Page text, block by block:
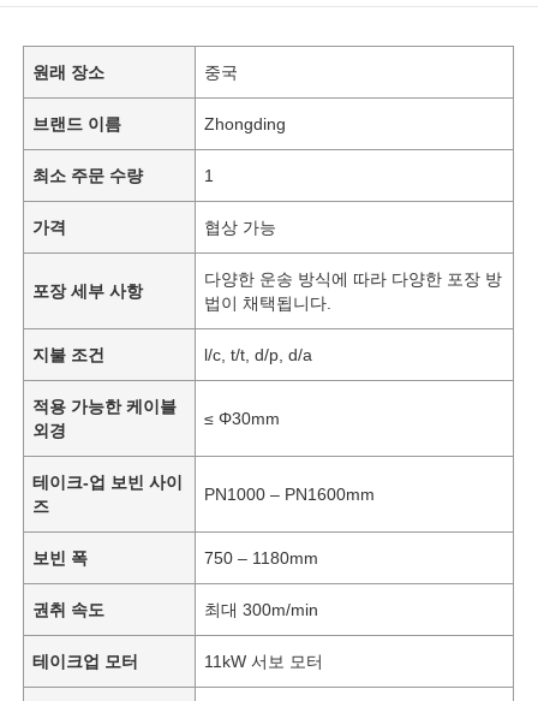
원래 장소 중국
브랜드 이름 Zhongding
최소 주문 수량 1
가격 협상 가능
포장 세부 사항
다양한 운송 방식에 따라 다양한 포장 방
법이 채택됩니다.
지불 조건 l/c, t/t, d/p, d/a
적용 가능한 케이블
외경
≤ Φ30mm
테이크-업 보빈 사이
즈
PN1000 – PN1600mm
보빈 폭 750 – 1180mm
권취 속도 최대 300m/min
테이크업 모터 11kW 서보 모터